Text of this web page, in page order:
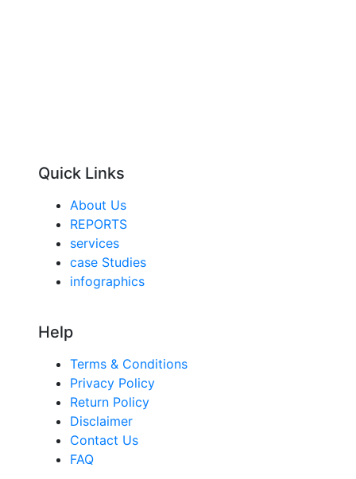
Quick Links
About Us
REPORTS
services
case Studies
infographics
Help
Terms & Conditions
Privacy Policy
Return Policy
Disclaimer
Contact Us
FAQ